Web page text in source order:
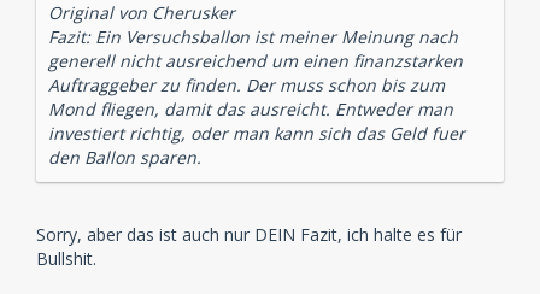
Original von Cherusker
Fazit: Ein Versuchsballon ist meiner Meinung nach
generell nicht ausreichend um einen finanzstarken
Auftraggeber zu finden. Der muss schon bis zum
Mond fliegen, damit das ausreicht. Entweder man
investiert richtig, oder man kann sich das Geld fuer
den Ballon sparen.
Sorry, aber das ist auch nur DEIN Fazit, ich halte es für
Bullshit.